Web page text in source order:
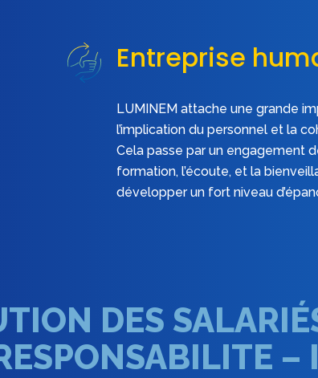
Entreprise
LUMINEM attache une grande
l’implication du personnel et la
Cela passe par un engagement
formation, l’écoute, et la
développer un fort niveau
DES